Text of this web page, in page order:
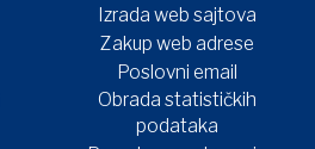
Izrada web sajtova
Zakup web adrese
Poslovni email
Obrada statističkih
podataka